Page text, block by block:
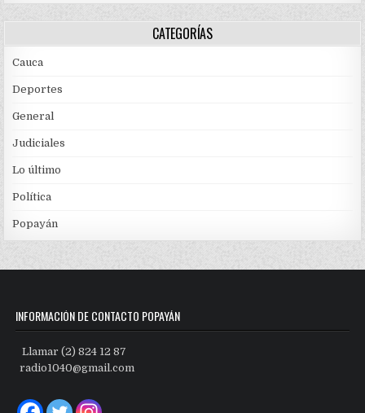
CATEGORÍAS
Cauca
Deportes
General
Judiciales
Lo último
Política
Popayán
INFORMACIÓN DE CONTACTO POPAYÁN
Llamar (2) 824 12 87
radio1040@gmail.com